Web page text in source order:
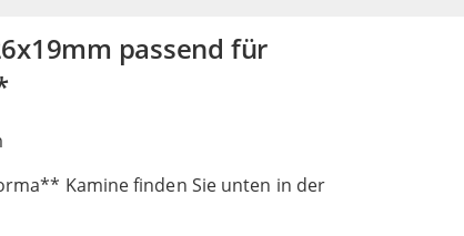
passend für
Kamine finden Sie unten in der